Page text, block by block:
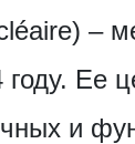
–
Ее
и